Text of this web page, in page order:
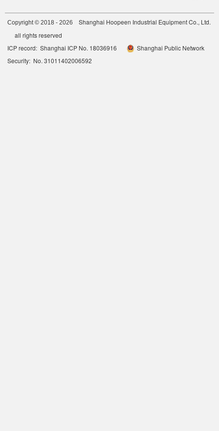
Copyright © 2018 - 2026 Shanghai Hoopeen Industrial Equipment Co., Ltd.
all rights reserved
ICP record: Shanghai ICP No. 18036916
Shanghai Public Network
Security: No. 31011402006592